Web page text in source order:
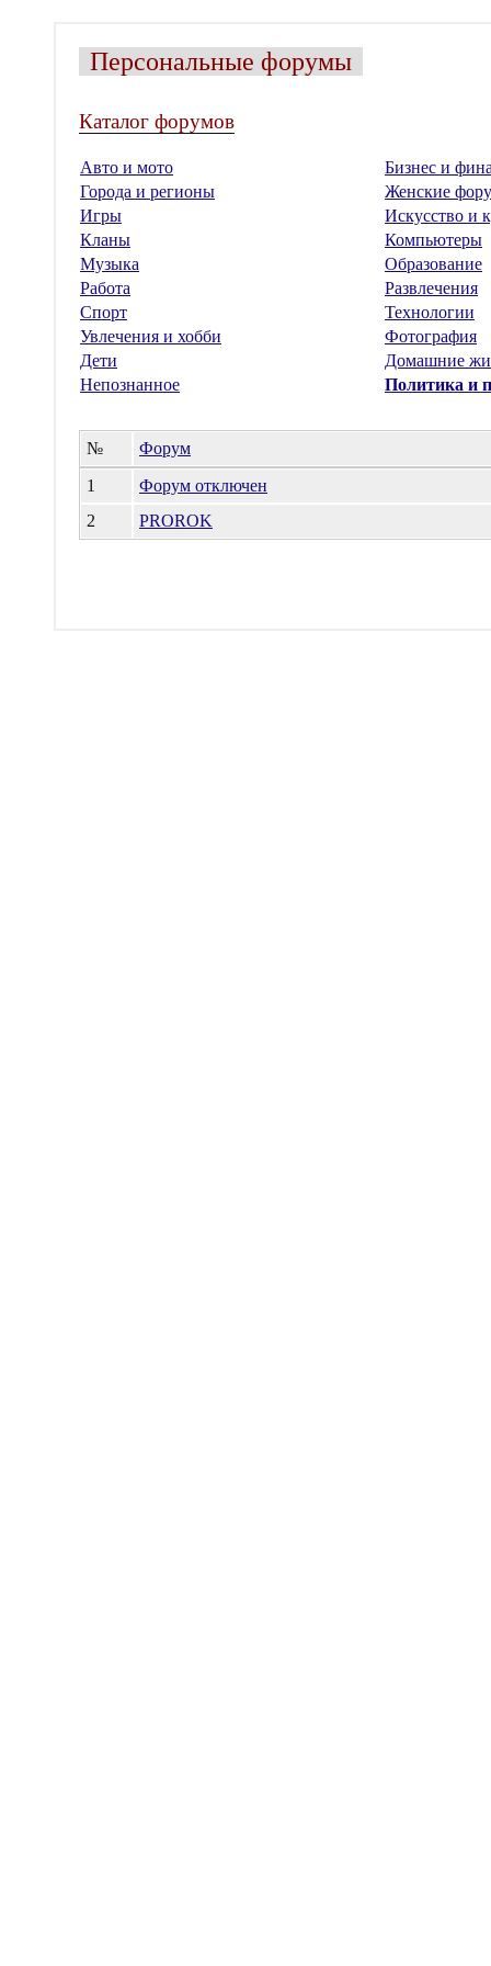
Персональные форумы
Каталог форумов
Авто и мото
Бизнес и
Города и регионы
Женские
Игры
Искусство и
Кланы
Компьютеры
Музыка
Образование
Работа
Развлечения
Спорт
Технологии
Увлечения и хобби
Фотография
Дети
Домашние
Непознанное
Политика и
№
Форум
1
Форум отключен
2
PROROK